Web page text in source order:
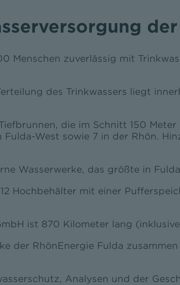
Menschen zuverlässig mit
des Trinkwassers liegt
die im Schnitt 150
West sowie 7 in der Rhön.
Wasserwerke, das größte in
Hochbehälter mit einer
ist 870 Kilometer lang
der RhönEnergie Fulda
Analysen und der